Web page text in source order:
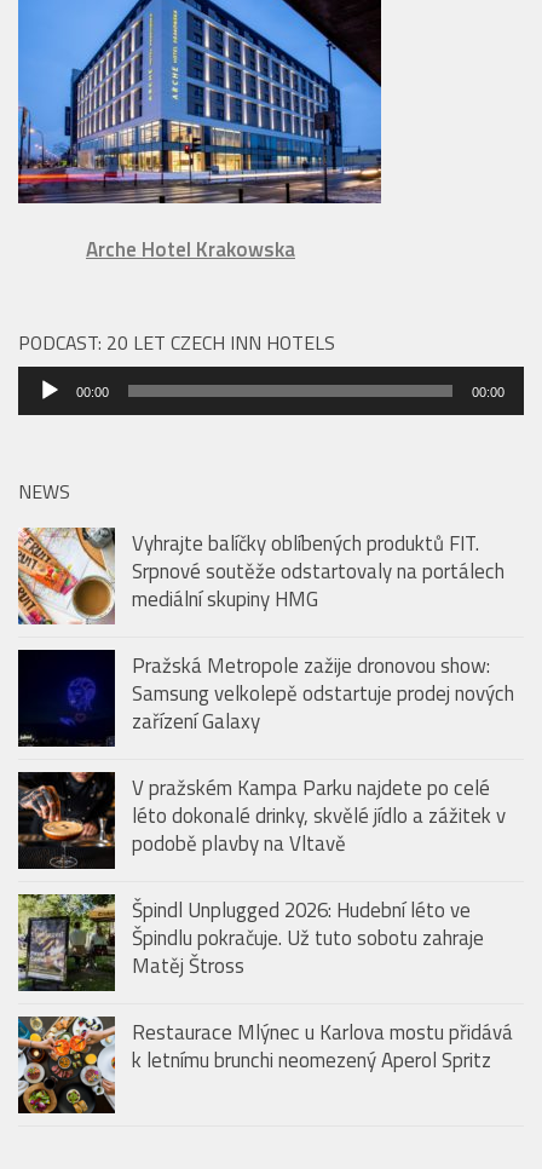
Arche Hotel Krakowska
PODCAST: 20 LET CZECH INN HOTELS
Audio
přehrávač
00:00 00:00
NEWS
Vyhrajte balíčky oblíbených produktů FIT.
Srpnové soutěže odstartovaly na portálech
mediální skupiny HMG
Pražská Metropole zažije dronovou show:
Samsung velkolepě odstartuje prodej nových
zařízení Galaxy
V pražském Kampa Parku najdete po celé
léto dokonalé drinky, skvělé jídlo a zážitek v
podobě plavby na Vltavě
Špindl Unplugged 2026: Hudební léto ve
Špindlu pokračuje. Už tuto sobotu zahraje
Matěj Štross
Restaurace Mlýnec u Karlova mostu přidává
k letnímu brunchi neomezený Aperol Spritz